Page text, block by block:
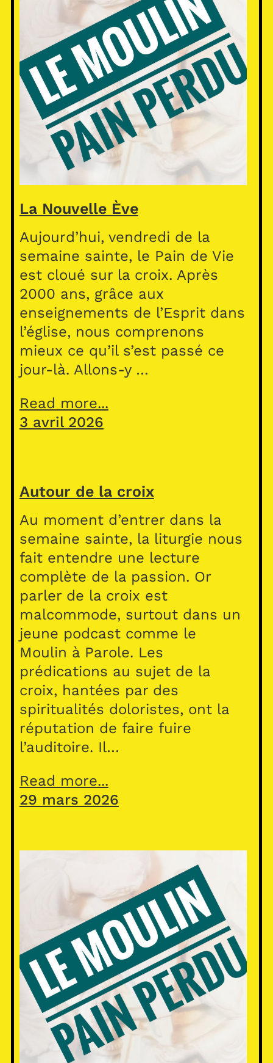
La Nouvelle Ève
Aujourd’hui, vendredi de la
semaine sainte, le Pain de Vie
est cloué sur la croix. Après
2000 ans, grâce aux
enseignements de l’Esprit dans
l’église, nous comprenons
mieux ce qu’il s’est passé ce
jour-là. Allons-y …
Read more...
3 avril 2026
Autour de la croix
Au moment d’entrer dans la
semaine sainte, la liturgie nous
fait entendre une lecture
complète de la passion. Or
parler de la croix est
malcommode, surtout dans un
jeune podcast comme le
Moulin à Parole. Les
prédications au sujet de la
croix, hantées par des
spiritualités doloristes, ont la
réputation de faire fuire
l’auditoire. Il…
Read more...
29 mars 2026